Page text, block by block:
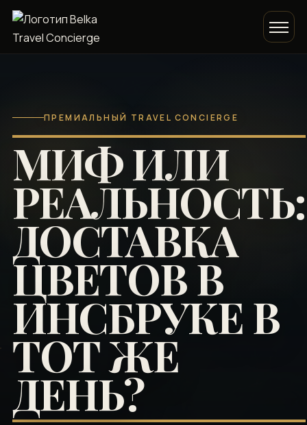
ПРЕМИАЛЬНЫЙ TRAVEL CONCIERGE
МИФ ИЛИ
РЕАЛЬНОСТЬ:
ДОСТАВКА
ЦВЕТОВ В
ИНСБРУКЕ В
ТОТ ЖЕ
ДЕНЬ?